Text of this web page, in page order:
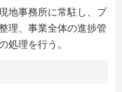
地事務所に常駐し、プ
理、事業全体の進捗管
処理を行う。